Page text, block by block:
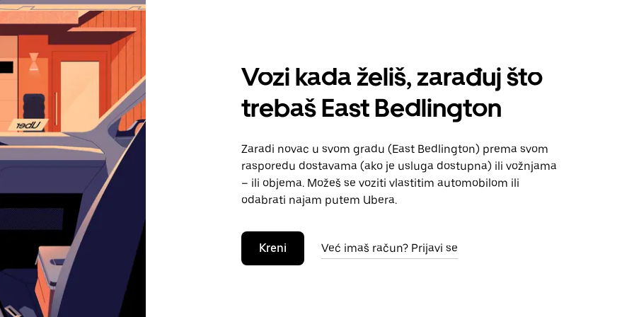
Vozi kada želiš, zarađuj što
trebaš East Bedlington
Zaradi novac u svom gradu (East Bedlington) prema svom
rasporedu dostavama (ako je usluga dostupna) ili vožnjama
– ili objema. Možeš se voziti vlastitim automobilom ili
odabrati najam putem Ubera.
Kreni Već imaš račun? Prijavi se